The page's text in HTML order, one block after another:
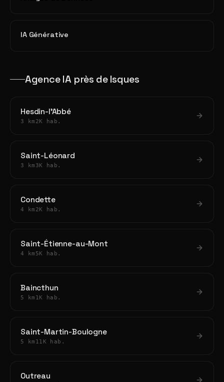
IA Générative
Agence IA près de Isques
Hesdin-l'Abbé
3 km 2K hab.
Saint-Léonard
3 km 3K hab.
Condette
4 km 2K hab.
Saint-Étienne-au-Mont
4 km 5K hab.
Baincthun
5 km 1K hab.
Saint-Martin-Boulogne
5 km 11K hab.
Outreau